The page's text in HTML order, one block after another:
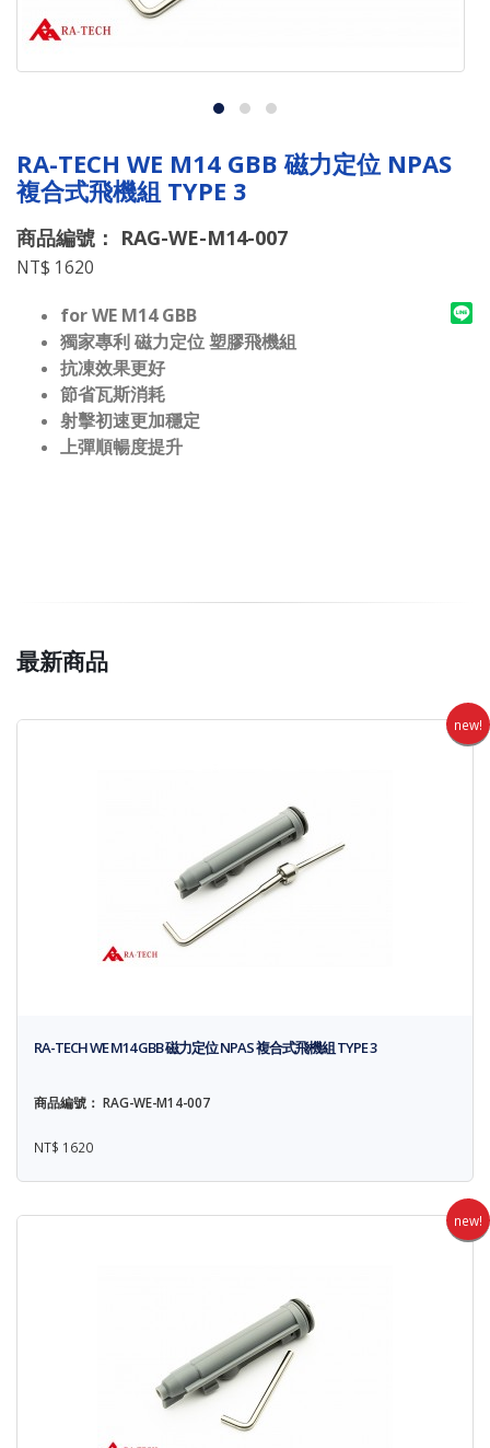
RA-TECH WE M14 GBB 磁力定位 NPAS
複合式飛機組 TYPE 3
商品編號： RAG-WE-M14-007
NT$ 1620
for WE M14 GBB
獨家專利 磁力定位 塑膠飛機組
抗凍效果更好
節省瓦斯消耗
射擊初速更加穩定
上彈順暢度提升
最新商品
new!
RA-TECH WE M14 GBB 磁力定位 NPAS 複合式飛機組 TYPE 3
商品編號： RAG-WE-M14-007
NT$ 1620
new!